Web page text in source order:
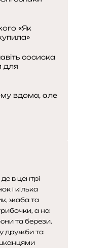
«Як
сосиска
для
вдома, але